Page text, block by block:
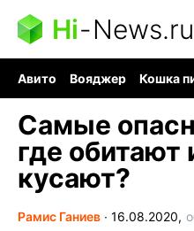
Hi-News.ru
Авито Вояджер Кошка
Самые
где обитают
кусают?
Рамис Ганиев ∙ 16.08.2020,